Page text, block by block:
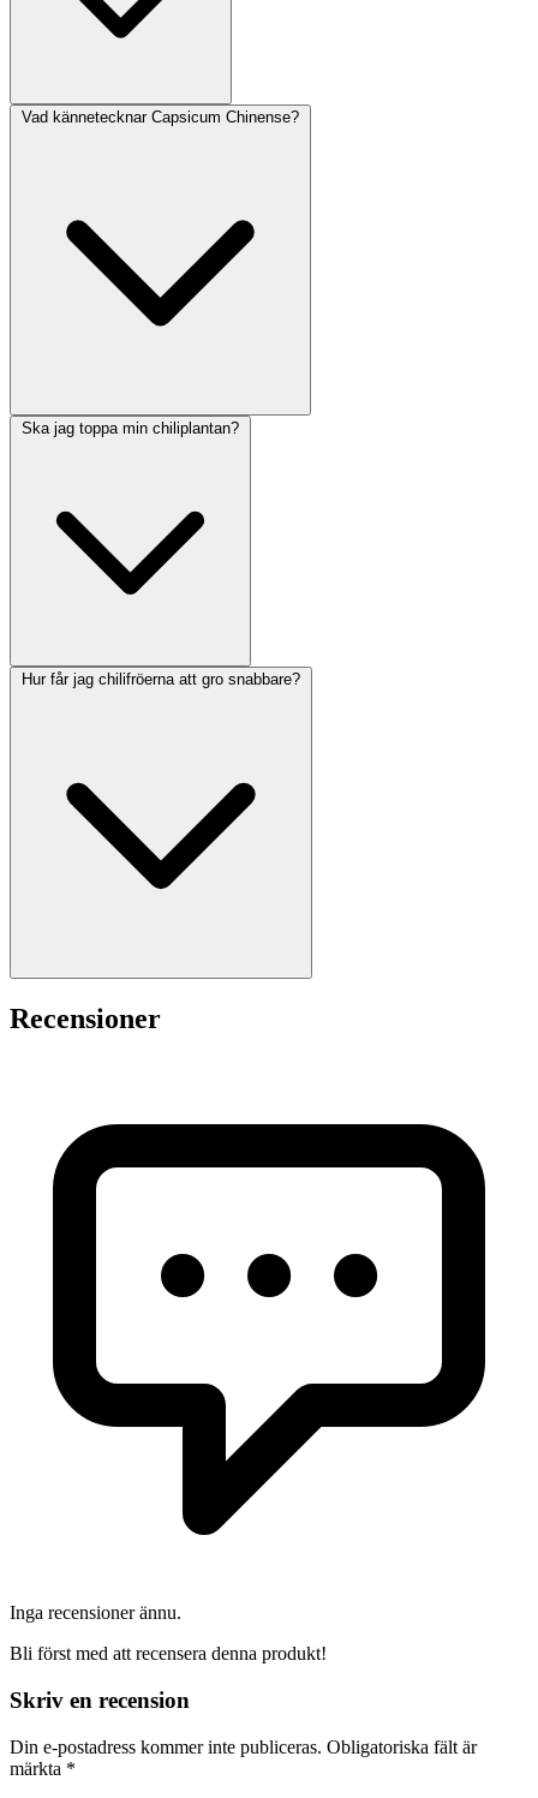
Vad kännetecknar Capsicum Chinense?
Ska jag toppa min chiliplantan?
Hur får jag chilifröerna att gro snabbare?
Recensioner
Inga recensioner ännu.
Bli först med att recensera denna produkt!
Skriv en recension
Din e-postadress kommer inte publiceras. Obligatoriska fält är
märkta *